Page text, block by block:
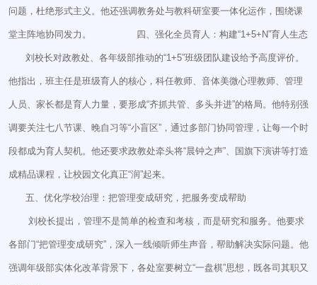
问题，杜绝形式主义。他还强调教务处与教科研室要一体化运作，围绕课
堂主阵地协同发力。 四、强化全员育人：构建“1+5+N”育人生态
刘校长对政教处、各年级部推动的“1+5”班级团队建设给予高度评价。
他指出，班主任是班级育人的核心，科任教师、音体美微心理教师、管理
人员、家长都是育人力量，要形成“齐抓共管、多头并进”的格局。他特别强
调要关注七八节课、晚自习等“小盲区”，通过多部门协同管理，让每一个时
段都成为育人契机。他还要求政教处牵头将“晨钟之声”、国旗下演讲等打造
成精品课程，让校园文化真正“润”起来。
五、优化学校治理：把管理变成研究，把服务变成帮助
刘校长提出，管理不是简单的检查和考核，而是研究和服务。他要求
各部门“把管理变成研究”，深入一线倾听师生声音，帮助解决实际问题。他
强调年级部实体化改革背景下，各处室要树立“一盘棋”思想，既各司其职又